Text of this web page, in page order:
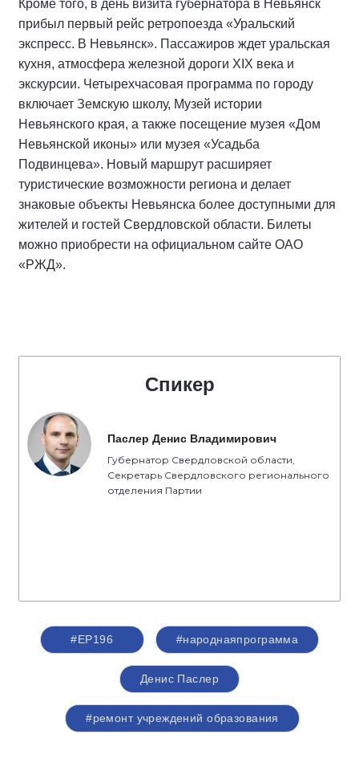
Кроме того, в день визита губернатора в Невьянск
прибыл первый рейс ретропоезда «Уральский
экспресс. В Невьянск». Пассажиров ждет уральская
кухня, атмосфера железной дороги XIX века и
экскурсии. Четырехчасовая программа по городу
включает Земскую школу, Музей истории
Невьянского края, а также посещение музея «Дом
Невьянской иконы» или музея «Усадьба
Подвинцева». Новый маршрут расширяет
туристические возможности региона и делает
знаковые объекты Невьянска более доступными для
жителей и гостей Свердловской области. Билеты
можно приобрести на официальном сайте ОАО
«РЖД».
Спикер
Паслер Денис Владимирович
Губернатор Свердловской области,
Секретарь Свердловского регионального
отделения Партии
#ЕР196 #народнаяпрограмма
Денис Паслер
#ремонт учреждений образования